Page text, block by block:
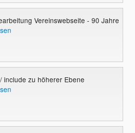
Vereinswebseite - 90 Jahre
include zu höherer Ebene